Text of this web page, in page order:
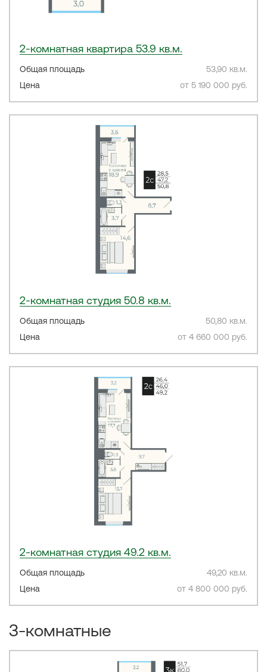
2-комнатная квартира 53.9 кв.м.
Общая площадь
53,90 кв.м.
Цена
от 5 190 000 руб.
2-комнатная студия 50.8 кв.м.
Общая площадь
50,80 кв.м.
Цена
от 4 660 000 руб.
2-комнатная студия 49.2 кв.м.
Общая площадь
49,20 кв.м.
Цена
от 4 800 000 руб.
3-комнатные